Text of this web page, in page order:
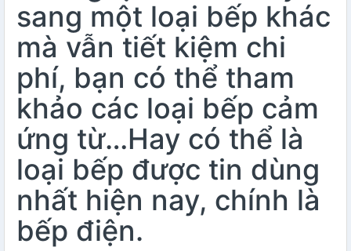
sang một loại bếp khác
mà vẫn tiết kiệm chi
phí, bạn có thể tham
khảo các loại bếp cảm
ứng từ…Hay có thể là
loại bếp được tin dùng
nhất hiện nay, chính là
bếp điện.